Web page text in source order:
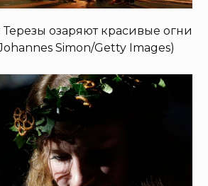
озаряют красивые огни
Simon/Getty Images)